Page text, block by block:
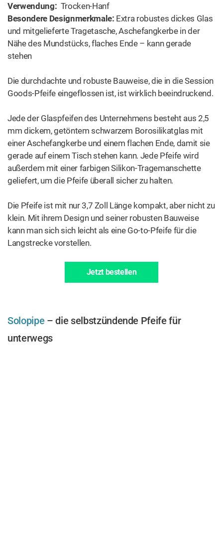
Verwendung: Trocken-Hanf
Besondere Designmerkmale: Extra robustes dickes Glas
und mitgelieferte Tragetasche, Aschefangkerbe in der
Nähe des Mundstücks, flaches Ende – kann gerade
stehen
Die durchdachte und robuste Bauweise, die in die Session
Goods-Pfeife eingeflossen ist, ist wirklich beeindruckend.
Jede der Glaspfeifen des Unternehmens besteht aus 2,5
mm dickem, getöntem schwarzem Borosilikatglas mit
einer Aschefangkerbe und einem flachen Ende, damit sie
gerade auf einem Tisch stehen kann. Jede Pfeife wird
außerdem mit einer farbigen Silikon-Tragemanschette
geliefert, um die Pfeife überall sicher zu halten.
Die Pfeife ist mit nur 3,7 Zoll Länge kompakt, aber nicht zu
klein. Mit ihrem Design und seiner robusten Bauweise
kann man sich sich leicht als eine Go-to-Pfeife für die
Langstrecke vorstellen.
Jetzt bestellen
Solopipe – die selbstzündende Pfeife für
unterwegs